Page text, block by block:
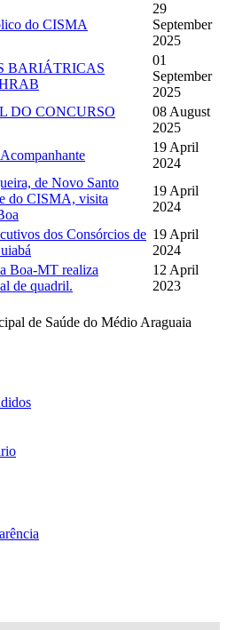
do CISMA
29
September
2025
BARIÁTRICAS
01
September
2025
DO CONCURSO
08 August
2025
19 April
2024
de Novo Santo
do CISMA, visita
19 April
2024
dos Consórcios de 19 April
2024
Boa-MT realiza
de quadril.
12 April
2023
de Saúde do Médio Araguaia